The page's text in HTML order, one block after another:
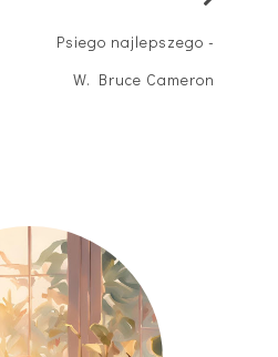
Psiego najlepszego -
W. Bruce Cameron